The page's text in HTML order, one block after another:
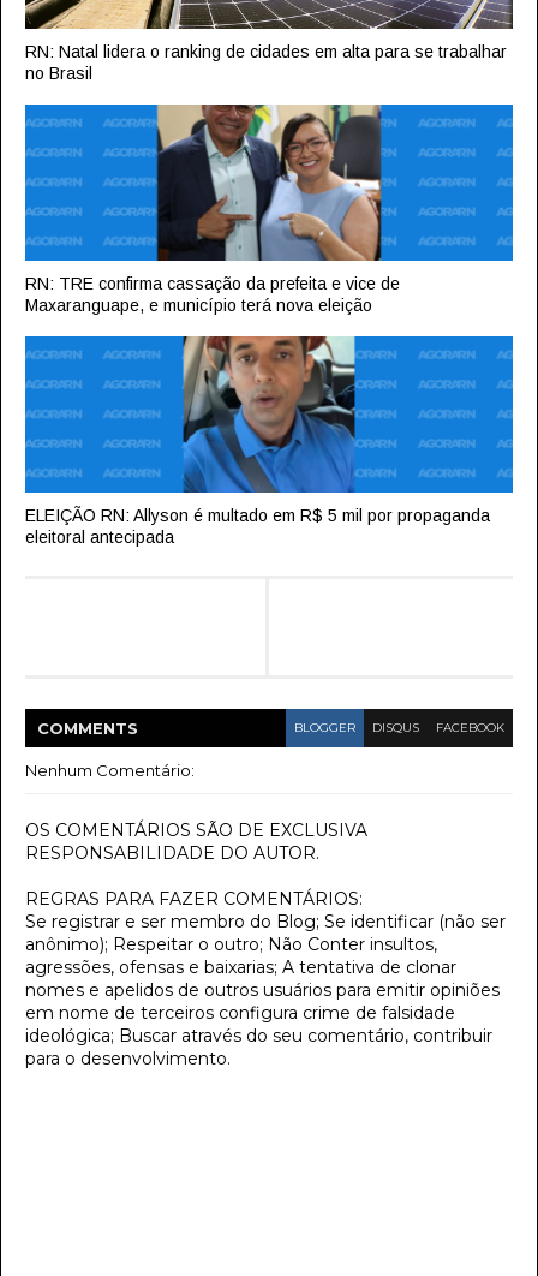
RN: Natal lidera o ranking de cidades em alta para se trabalhar
no Brasil
RN: TRE confirma cassação da prefeita e vice de
Maxaranguape, e município terá nova eleição
ELEIÇÃO RN: Allyson é multado em R$ 5 mil por propaganda
eleitoral antecipada
COMMENTS BLOGGER DISQUS FACEBOOK
Nenhum Comentário:
OS COMENTÁRIOS SÃO DE EXCLUSIVA
RESPONSABILIDADE DO AUTOR.
REGRAS PARA FAZER COMENTÁRIOS:
Se registrar e ser membro do Blog; Se identificar (não ser
anônimo); Respeitar o outro; Não Conter insultos,
agressões, ofensas e baixarias; A tentativa de clonar
nomes e apelidos de outros usuários para emitir opiniões
em nome de terceiros configura crime de falsidade
ideológica; Buscar através do seu comentário, contribuir
para o desenvolvimento.